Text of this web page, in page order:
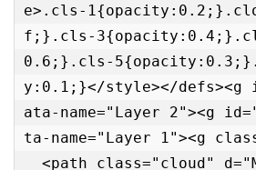
e>.cls-
f;}.cls-
0.6;}.cls-
y:0.1;}</style></defs><g
ata-name="Layer 2"><g
ta-name="Layer 1"><g